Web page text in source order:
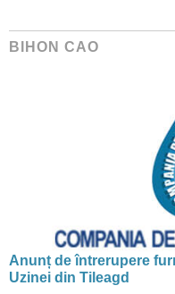
BIHON CAO
Anunț de întrerupere
Uzinei din Tileagd